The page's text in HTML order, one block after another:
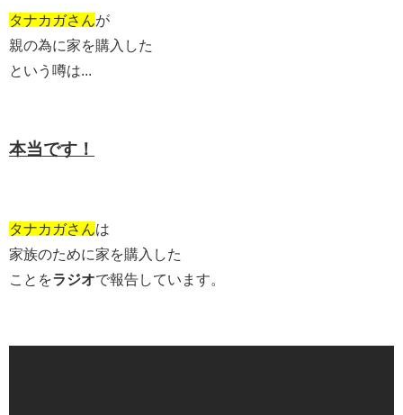
タナカガさんが
親の為に家を購入した
という噂は...
本当です！
タナカガさんは
家族のために家を購入した
ことをラジオで報告しています。